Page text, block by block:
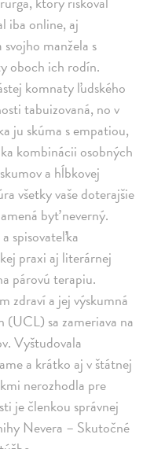
iba online, aj
manžela s
oboch ich rodín.
komnaty ľudského
tabuizovaná, no v
ju skúma s empatiou,
kombinácii osobných
a hĺbkovej
všetky vaše doterajšie
byť neverný.
spisovateľka
praxi aj literárnej
párovú terapiu.
zdraví a jej výskumná
sa zameriava na
Vyštudovala
a krátko aj v štátnej
nerozhodla pre
je členkou správnej
Nevera – Skutočné